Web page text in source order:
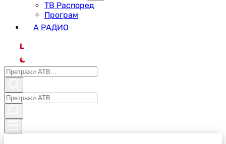
ТВ Распоред
Програм
А РАДИО
L